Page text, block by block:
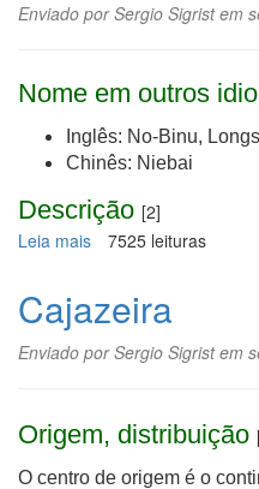
Enviado porSergio Sigristem
Nome em outros
Inglês: No-Binu,
Chinês: Niebai
Descrição [2]
Leia mais sobre
7525 leituras
Cajazeira
Enviado porSergio Sigristem
Origem, distribuição
O centro de origem é o